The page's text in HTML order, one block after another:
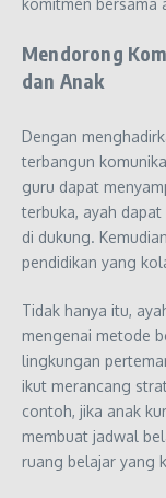
Mendorong
dan Anak
Dengan
terbangun
guru dapat
terbuka, ayah
di dukung.
pendidikan yang
Tidak hanya itu,
mengenai metode
lingkungan
ikut merancang
contoh, jika anak
membuat jadwal
ruang belajar yang